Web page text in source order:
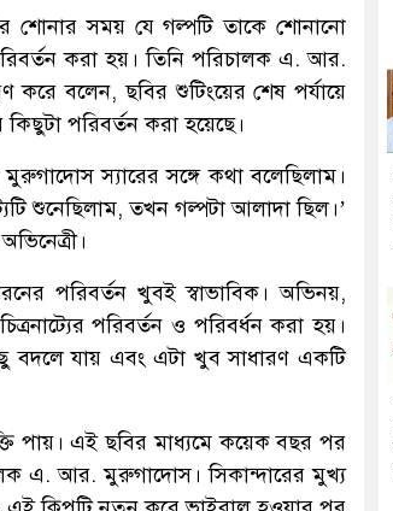
শোনার সময় যে গল্পটি তাকে শোনানো
করা হয়। তিনি পরিচালক এ. আর.
বলেন, ছবির শুটিংয়ের শেষ পর্যায়ে
পরিবর্তন করা হয়েছে।
স্যারের সঙ্গে কথা বলেছিলাম।
শুনেছিলাম, তখন গল্পটা আলাদা ছিল।’
পরিবর্তন খুবই স্বাভাবিক। অভিনয়,
পরিবর্তন ও পরিবর্ধন করা হয়।
বদলে যায় এবং এটা খুব সাধারণ একটি
পায়। এই ছবির মাধ্যমে কয়েক বছর পর
এ. আর. মুরুগাদোস। সিকান্দারের মুখ্য